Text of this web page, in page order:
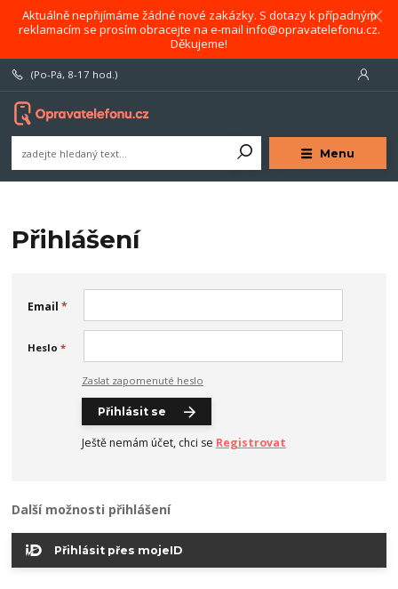
Aktuálně nepřijímáme žádné nové zakázky. S dotazy k případným
reklamacím se prosím obracejte na e-mail info@opravatelefonu.cz.
Děkujeme!
Menu
(Po-Pá, 8-17 hod.)
Přihlášení
Email *
Heslo *
Zaslat zapomenuté heslo
Přihlásit se
Ještě nemám účet, chci se Registrovat
Další možnosti přihlášení
Přihlásit přes mojeID